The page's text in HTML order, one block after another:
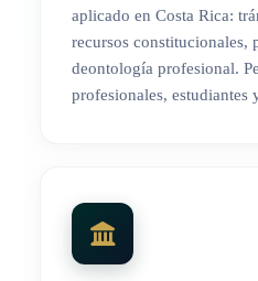
aplicado en Costa Rica:
recursos constitucionales,
deontología profesional.
profesionales, estudiantes